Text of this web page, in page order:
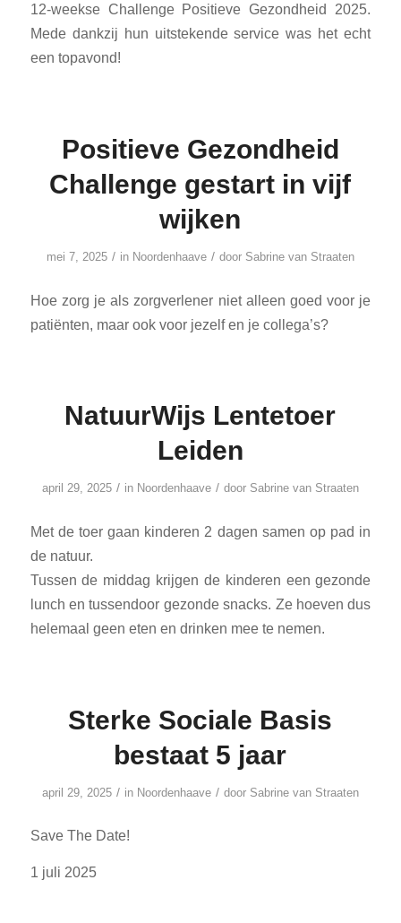
12‑weekse Challenge Positieve Gezondheid 2025.
Mede dankzij hun uitstekende service was het echt
een topavond!
Positieve Gezondheid
Challenge gestart in vijf
wijken
mei 7, 2025 / in Noordenhaave / door Sabrine van Straaten
Hoe zorg je als zorgverlener niet alleen goed voor je
patiënten, maar ook voor jezelf en je collega’s?
NatuurWijs Lentetoer
Leiden
april 29, 2025 / in Noordenhaave / door Sabrine van Straaten
Met de toer gaan kinderen 2 dagen samen op pad in
de natuur.
Tussen de middag krijgen de kinderen een gezonde
lunch en tussendoor gezonde snacks. Ze hoeven dus
helemaal geen eten en drinken mee te nemen.
Sterke Sociale Basis
bestaat 5 jaar
april 29, 2025 / in Noordenhaave / door Sabrine van Straaten
Save The Date!
1 juli 2025